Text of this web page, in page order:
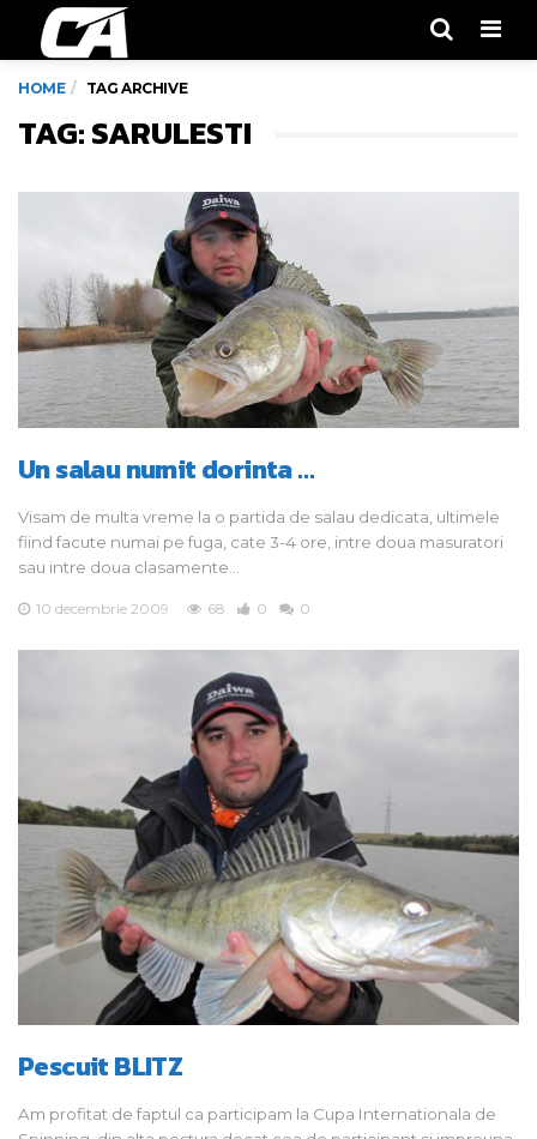
HOME TAG ARCHIVE
TAG: SARULESTI
Un salau numit dorinta …
Visam de multa vreme la o partida de salau dedicata, ultimele
fiind facute numai pe fuga, cate 3-4 ore, intre doua masuratori
sau intre doua clasamente…
10 decembrie 2009 68 0 0
Pescuit BLITZ
Am profitat de faptul ca participam la Cupa Internationala de